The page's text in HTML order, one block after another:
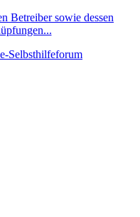
Betreiber sowie dessen